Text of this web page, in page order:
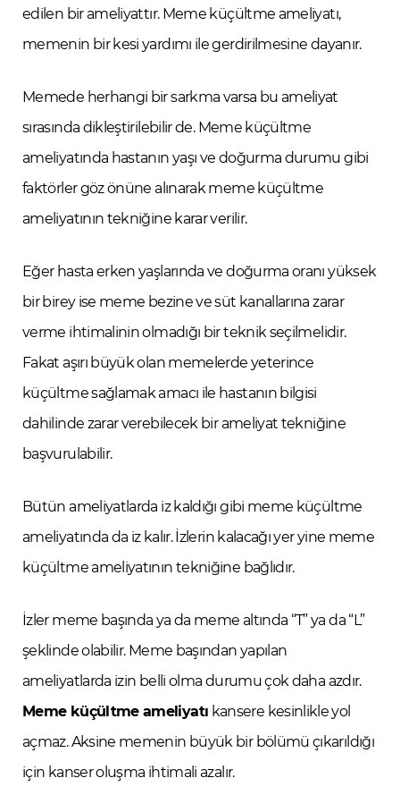
edilen bir ameliyattır. Meme küçültme ameliyatı,
memenin bir kesi yardımı ile gerdirilmesine dayanır.
Memede herhangi bir sarkma varsa bu ameliyat
sırasında dikleştirilebilir de. Meme küçültme
ameliyatında hastanın yaşı ve doğurma durumu gibi
faktörler göz önüne alınarak meme küçültme
ameliyatının tekniğine karar verilir.
Eğer hasta erken yaşlarında ve doğurma oranı yüksek
bir birey ise meme bezine ve süt kanallarına zarar
verme ihtimalinin olmadığı bir teknik seçilmelidir.
Fakat aşırı büyük olan memelerde yeterince
küçültme sağlamak amacı ile hastanın bilgisi
dahilinde zarar verebilecek bir ameliyat tekniğine
başvurulabilir.
Bütün ameliyatlarda iz kaldığı gibi meme küçültme
ameliyatında da iz kalır. İzlerin kalacağı yer yine meme
küçültme ameliyatının tekniğine bağlıdır.
İzler meme başında ya da meme altında “T” ya da “L”
şeklinde olabilir. Meme başından yapılan
ameliyatlarda izin belli olma durumu çok daha azdır.
Meme küçültme ameliyatı kansere kesinlikle yol
açmaz. Aksine memenin büyük bir bölümü çıkarıldığı
için kanser oluşma ihtimali azalır.